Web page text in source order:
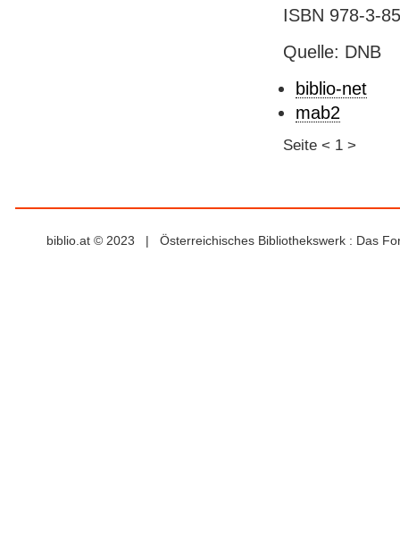
ISBN 978-3-
Quelle: DNB
biblio-net
mab2
Seite < 1 >
biblio.at © 2023 | Österreichisches Bibliothekswerk : Das